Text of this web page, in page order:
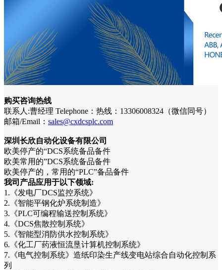
购买咨询热线
联系人:曹经理 Telephone：热线：13306008324（微信同号）
邮箱/Email： sales@cxdcsplc.com
深圳长欣自动化设备有限公司
欧美停产的“DCS系统备品备件
欧美常用的”DCS系统备品备件
欧美停产的，常用的“PLC”备品备件
我司产品应用于以下领域:
1.《发电厂DCS监控系统》
2.《智能平钢化炉系统制造》
3.《PLC可编程输送控制系统》
4.《DCS焦散控制系统》
5.《智能型消防供水控制系统》
6.《化工厂药液恒流垦计算机控制系统》
7.《电气控制系统》造纸印染生产线变电站综合自动化控制系
列